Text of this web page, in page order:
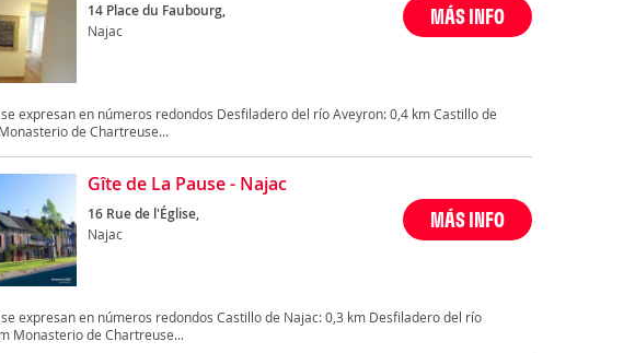
14 Place du Faubourg,
Najac
MÁS INFO
expresan en números redondos Desfiladero del río Aveyron: 0,4 km Castillo de
de Chartreuse...
Gîte de La Pause - Najac
16 Rue de l'Église,
Najac
MÁS INFO
expresan en números redondos Castillo de Najac: 0,3 km Desfiladero del río
Monasterio de Chartreuse...